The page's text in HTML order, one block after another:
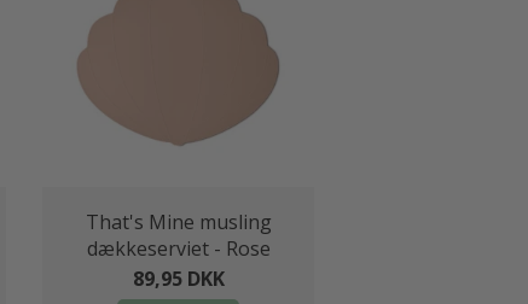
That's Mine musling
dækkeserviet - Rose
89,95 DKK